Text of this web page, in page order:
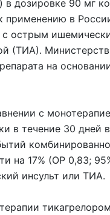
в дозировке 90 мг
применению в
с острым
(ТИА).
на
с
в течение 30 дней
на 17% (ОР 0,83;
инсульт или ТИА.